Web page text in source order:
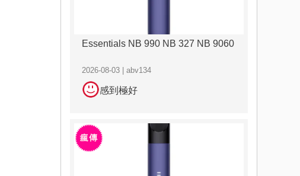
Essentials NB 990 NB 327 NB 9060
2026-08-03 | abv134
感到極好